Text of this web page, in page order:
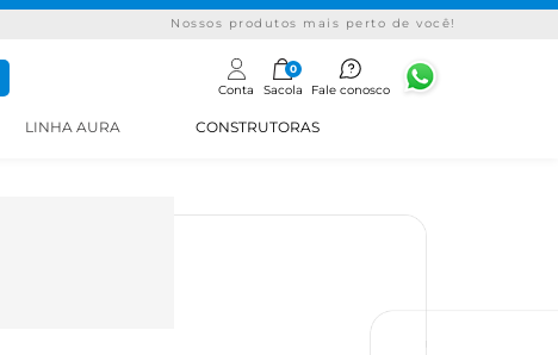
Nossos produtos mais perto de você!
LINHA AURA CONSTRUTORAS
Conta
0
Sacola Fale conosco